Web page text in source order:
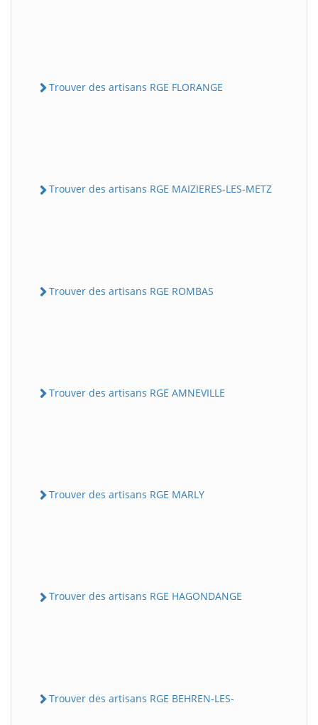
Trouver des artisans RGE FLORANGE
Trouver des artisans RGE MAIZIERES-LES-METZ
Trouver des artisans RGE ROMBAS
Trouver des artisans RGE AMNEVILLE
Trouver des artisans RGE MARLY
Trouver des artisans RGE HAGONDANGE
Trouver des artisans RGE BEHREN-LES-